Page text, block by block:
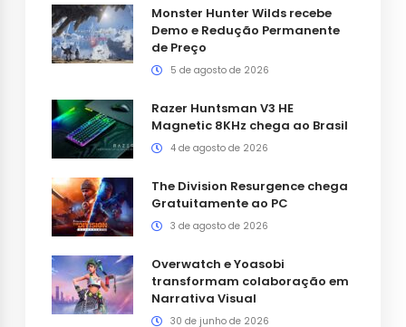
Monster Hunter Wilds recebe
Demo e Redução Permanente
de Preço
5 de agosto de 2026
Razer Huntsman V3 HE
Magnetic 8KHz chega ao Brasil
4 de agosto de 2026
The Division Resurgence chega
Gratuitamente ao PC
3 de agosto de 2026
Overwatch e Yoasobi
transformam colaboração em
Narrativa Visual
30 de junho de 2026